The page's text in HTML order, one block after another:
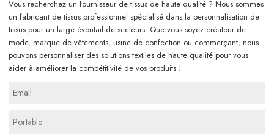
Vous recherchez un fournisseur de tissus de haute qualité ? Nous sommes
un fabricant de tissus professionnel spécialisé dans la personnalisation de
tissus pour un large éventail de secteurs. Que vous soyez créateur de
mode, marque de vêtements, usine de confection ou commerçant, nous
pouvons personnaliser des solutions textiles de haute qualité pour vous
aider à améliorer la compétitivité de vos produits !